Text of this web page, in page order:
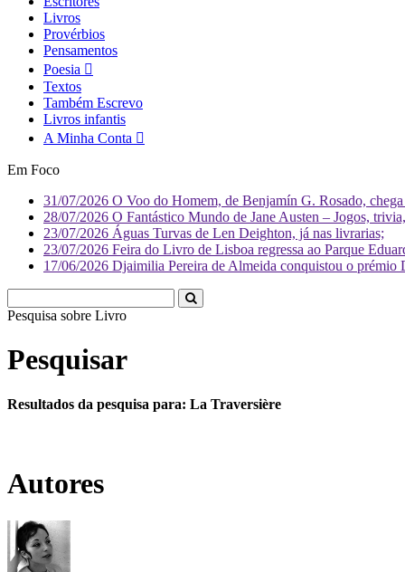
Livros
Provérbios
Pensamentos
Poesia
Textos
Também Escrevo
Livros infantis
A Minha Conta
Em Foco
31/07/2026 O Voo do Homem, de Benjamín G. Rosado,
28/07/2026 O Fantástico Mundo de Jane Austen – Jogos,
23/07/2026 Águas Turvas de Len Deighton, já nas livrarias;
23/07/2026 Feira do Livro de Lisboa regressa ao Parque
17/06/2026 Djaimilia Pereira de Almeida conquistou o
Pesquisa sobre Liv
Pesquisar
Resultados da pesquisa para: La Traversière
Autores